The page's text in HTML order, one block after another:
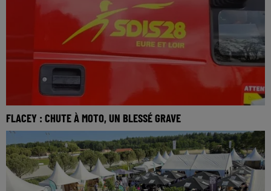
FLACEY : CHUTE À MOTO, UN BLESSÉ GRAVE